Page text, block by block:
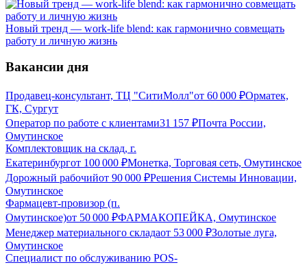
Новый тренд — work-life blend: как гармонично совмещать
работу и личную жизнь
Вакансии дня
Продавец-консультант, ТЦ "СитиМолл"от 60 000 ₽Орматек,
ГК, Сургут
Оператор по работе с клиентами31 157 ₽Почта России,
Омутинское
Комплектовщик на склад, г.
Екатеринбургот 100 000 ₽Монетка, Торговая сеть, Омутинское
Дорожный рабочийот 90 000 ₽Решения Системы Инновации,
Омутинское
Фармацевт-провизор (п.
Омутинское)от 50 000 ₽ФАРМАКОПЕЙКА, Омутинское
Менеджер материального складаот 53 000 ₽Золотые луга,
Омутинское
Специалист по обслуживанию POS-